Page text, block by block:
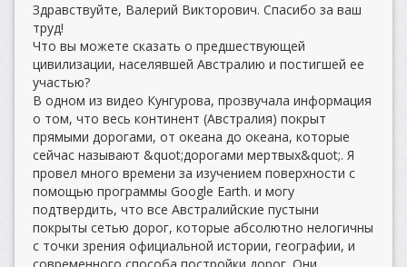
Здравствуйте, Валерий Викторович. Спасибо за ваш
труд!
Что вы можете сказать о предшествующей
цивилизации, населявшей Австралию и постигшей ее
участью?
В одном из видео Кунгурова, прозвучала информация
о том, что весь континент (Австралия) покрыт
прямыми дорогами, от океана до океана, которые
сейчас называют &quot;дорогами мертвых&quot;. Я
провел много времени за изучением поверхности с
помощью программы Google Earth. и могу
подтвердить, что все Австралийские пустыни
покрыты сетью дорог, которые абсолютно нелогичны
с точки зрения официальной истории, географии, и